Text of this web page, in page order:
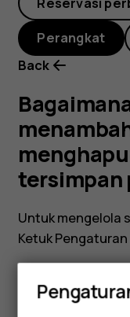
sidik
jari
yang
pada
ponsel
saya?
Perangkat
Back
tersimpan
Untuk mengelola
KetukPengaturan